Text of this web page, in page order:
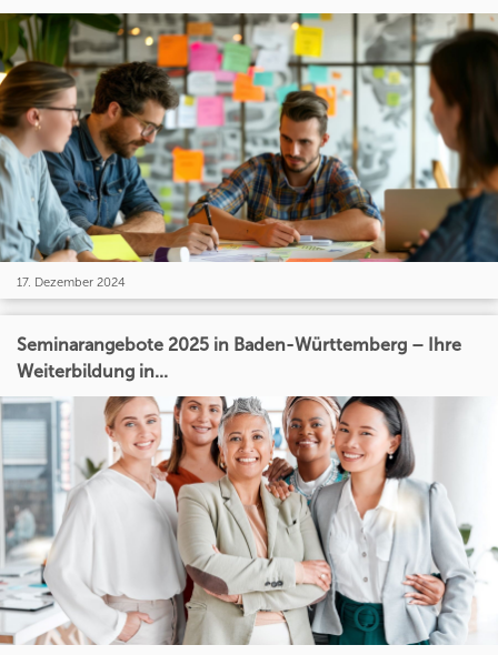
17. Dezember 2024
Seminarangebote 2025 in Baden-Württemberg – Ihre
Weiterbildung in...